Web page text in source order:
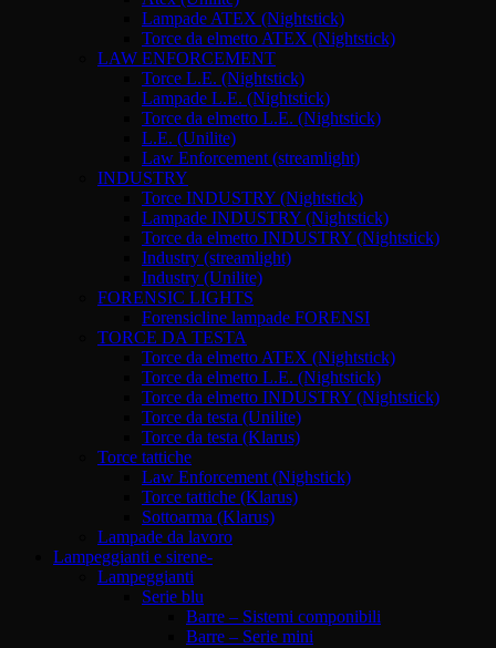
Lampade ATEX (Nightstick)
Torce da elmetto ATEX (Nightstick)
LAW ENFORCEMENT
Torce L.E. (Nightstick)
Lampade L.E. (Nightstick)
Torce da elmetto L.E. (Nightstick)
L.E. (Unilite)
Law Enforcement (streamlight)
INDUSTRY
Torce INDUSTRY (Nightstick)
Lampade INDUSTRY (Nightstick)
Torce da elmetto INDUSTRY (Nightstick)
Industry (streamlight)
Industry (Unilite)
FORENSIC LIGHTS
Forensicline lampade FORENSI
TORCE DA TESTA
Torce da elmetto ATEX (Nightstick)
Torce da elmetto L.E. (Nightstick)
Torce da elmetto INDUSTRY (Nightstick)
Torce da testa (Unilite)
Torce da testa (Klarus)
Torce tattiche
Law Enforcement (Nighstick)
Torce tattiche (Klarus)
Sottoarma (Klarus)
Lampade da lavoro
Lampeggianti e sirene-
Lampeggianti
Serie blu
Barre – Sistemi componibili
Barre – Serie mini